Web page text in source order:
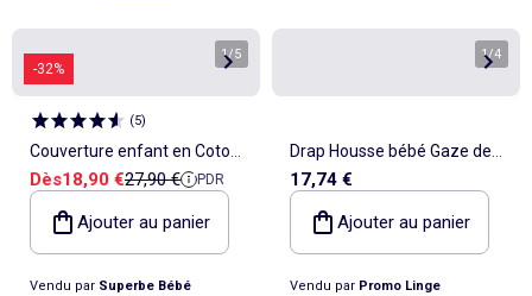
-32%
1/5
(5)
Couverture enfant en Coton
Oeko-tex et Minky | SUPERBE
BEBE
DèsPrix de vente
18,90 €Prix de référence
27,90 € PDR
Ajouter au panier
Vendu par Superbe Bébé
1/4
Drap Housse bébé Gaze de
coton Alia PROMO LINGE
17,74 €
Ajouter au panier
Vendu par Promo Linge